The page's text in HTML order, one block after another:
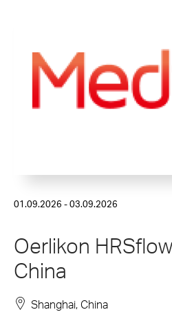
01.09.2026 - 03.09.2026
Oerlikon
China
Shanghai, China